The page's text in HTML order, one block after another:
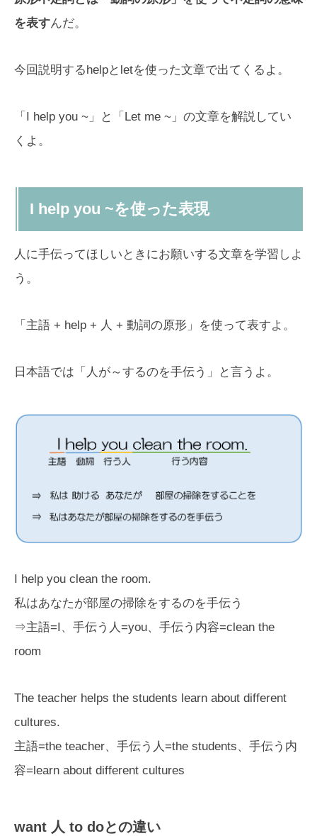
を表すんだ。
今回説明するhelpとletを使った文章で出てくるよ。
「I help you ~」と「Let me ~」の文章を解説してい
くよ。
I help you ~を使った表現
人に手伝ってほしいときにお願いする文章を学習しよ
う。
「主語 + help + 人 + 動詞の原形」を使って表すよ。
日本語では「人が～するのを手伝う」と言うよ。
I help you clean the room.
私はあなたが部屋の掃除をするのを手伝う
⇒主語=I、手伝う人=you、手伝う内容=clean the
room
The teacher helps the students learn about different
cultures.
主語=the teacher、手伝う人=the students、手伝う内
容=learn about different cultures
want 人 to doとの違い